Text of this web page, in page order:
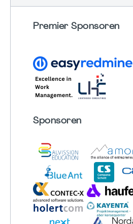
Premier Sponsoren
Sponsoren